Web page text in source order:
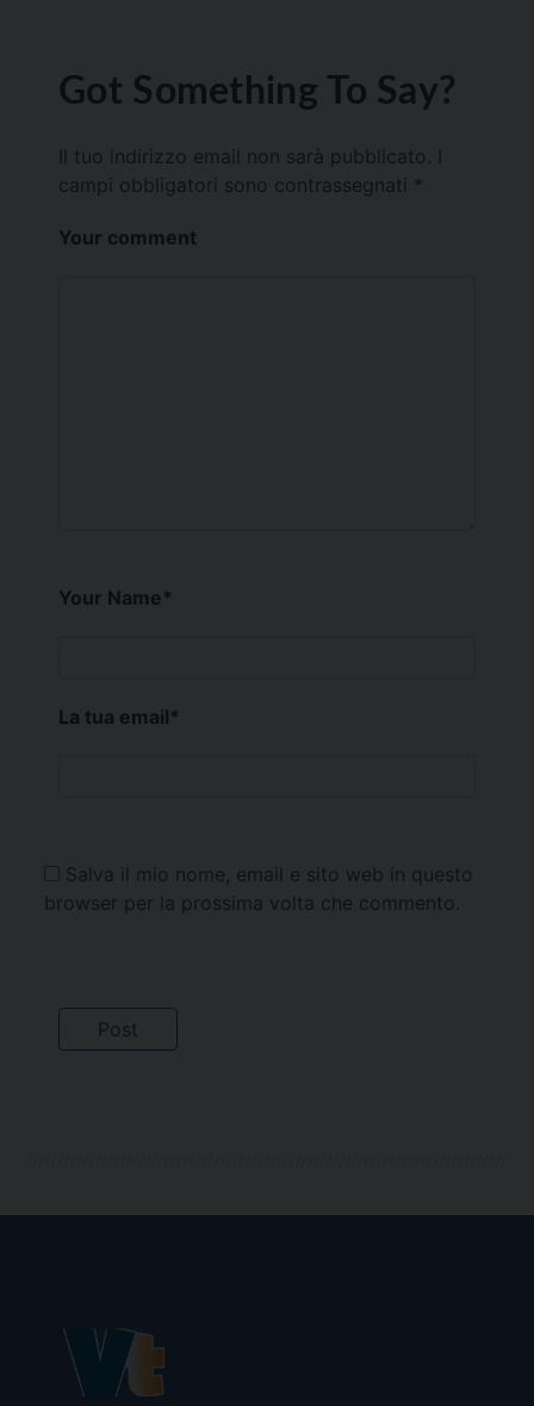
Got Something To Say?
Il tuo indirizzo email non sarà pubblicato.
campi obbligatori sono contrassegnati *
Your comment
Your Name*
La tua email*
Salva il mio nome, email e sito web in questo
browser per la prossima volta che commento.